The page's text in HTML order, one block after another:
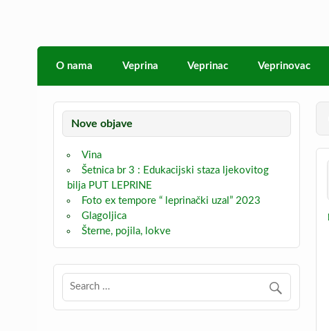
Veprina
Veprina(c)
O nama Veprina Veprinac Veprinovac
Nove objave
Vina
Šetnica br 3 : Edukacijski staza ljekovitog
bilja PUT LEPRINE
Foto ex tempore “ leprinački uzal” 2023
Glagoljica
Šterne, pojila, lokve